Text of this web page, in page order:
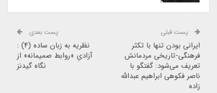
پست قبلی
ایرانی بودن تنها با تکثر
فرهنگی-تاریخی مردمانش
تعریف می‌شود: گفتگو با
ناصر فکوهی ابراهیم عبدالله
زاده
پست بعدی
نظریه به زبان ساده (۴) :
آزادیِ «روابط صمیمانه» از
نگاه گیدنز